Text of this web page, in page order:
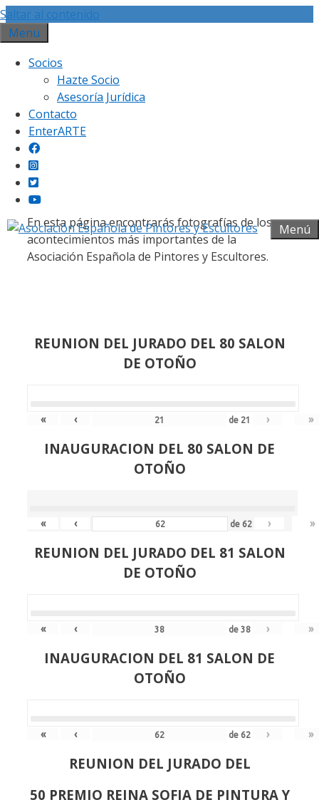
Saltar al contenido
Menu
Socios
Hazte Socio
Asesoría Jurídica
Contacto
EnterARTE
Menú
Galería fotográfica
En esta página encontrarás fotografías de los
acontecimientos más importantes de la
Asociación Española de Pintores y Escultores.
REUNION DEL JURADO DEL 80 SALON
DE OTOÑO
« ‹ de 21 › »
INAUGURACION DEL 80 SALON DE
OTOÑO
« ‹ de 62 › »
REUNION DEL JURADO DEL 81 SALON
DE OTOÑO
« ‹ de38 › »
INAUGURACION DEL 81 SALON DE
OTOÑO
« ‹ de 62 › »
REUNION DEL JURADO DEL
50 PREMIO REINA SOFIA DE PINTURA Y